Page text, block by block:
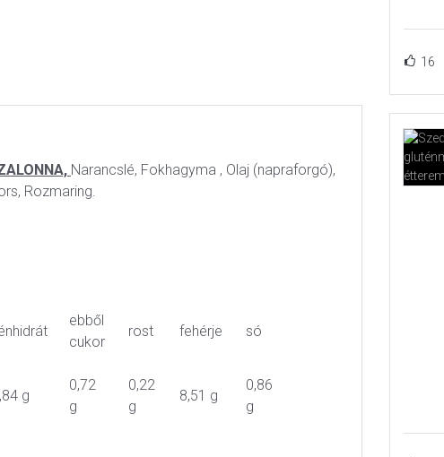
Narancslé, Fokhagyma , Olaj (napraforgó),
Rozmaring.
ebből
cukor
rost fehérje só
g
0,72
g
0,22
g
8,51 g
0,86
g
16